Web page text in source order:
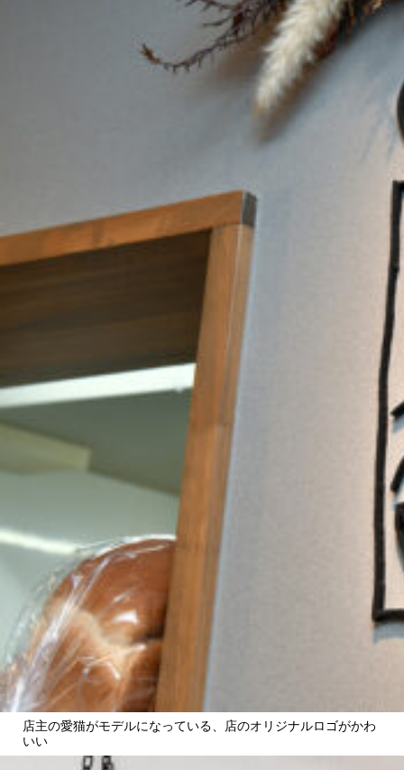
店主の愛猫がモデルになっている、店のオリジナルロゴがかわ
いい